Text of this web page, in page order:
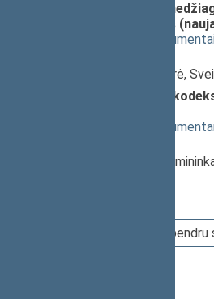
Narkotinių ir psichotropinių
pakeitimo įstatymo projektas
susiję
, Komiteto narė,
Administracinių nusižengimų
susiję
, Komiteto
Įvyko balsavimas. Pritarta